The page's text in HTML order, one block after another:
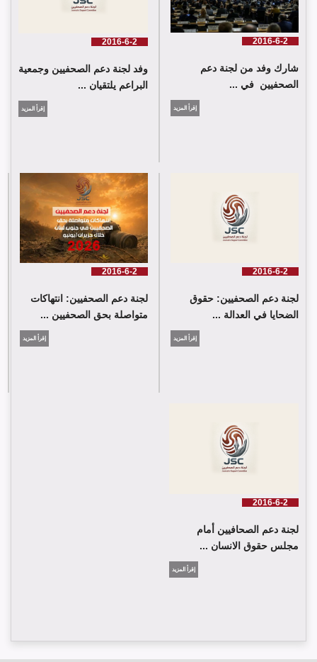
اللجنة كلمة باسم جمعية البراعم للعمل الاجتماعي
2016-6-2
شارك وفد من لجنة دعم
الصحفيين في ...
إقرأ المزيد
2016-6-2
وفد لجنة دعم الصحفيين وجمعية
البراعم يلتقيان ...
إقرأ المزيد
2016-6-2
لجنة دعم الصحفيين: حقوق
الضحايا في العدالة ...
إقرأ المزيد
2016-6-2
لجنة دعم الصحفيين: انتهاكات
متواصلة بحق الصحفيين ...
إقرأ المزيد
2016-6-2
لجنة دعم الصحافيين أمام
مجلس حقوق الانسان ...
إقرأ المزيد